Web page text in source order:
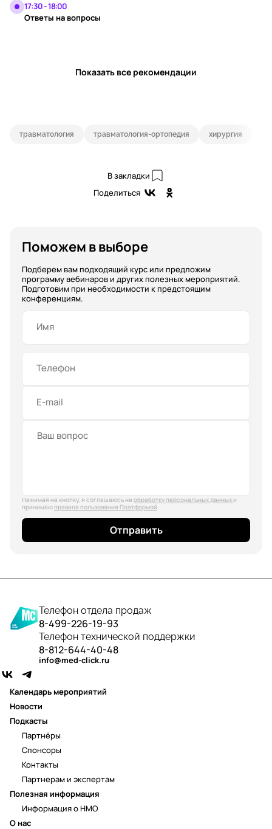
17:30 - 18:00
Ответы на вопросы
Показать все рекомендации
травматология травматология-ортопедия хирургия
В закладки
Поделиться
Поможем в выборе
Подберем вам подходящий курс или предложим
программу вебинаров и других полезных мероприятий.
Подготовим при необходимости к предстоящим
конференциям.
Имя
Телефон
E-mail
Нажимая на кнопку, я соглашаюсь на обработку персональных данных и
принимаю правила пользования Платформой
Отправить
Телефон отдела продаж
8-499-226-19-93
Телефон технической поддержки
8-812-644-40-48
info@med-click.ru
Календарь мероприятий
Новости
Подкасты
Полезная информация
Информация о НМО
О нас
Партнёры
Спонсоры
Контакты
Партнерам и экспертам